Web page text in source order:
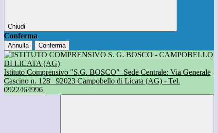
Chiudi
Conferma
Annulla Conferma
Istituto Comprensivo "S.G. BOSCO" Sede Centrale: Via Generale
Cascino n. 128
92023 Campobello di Licata (AG) - Tel.
0922464996